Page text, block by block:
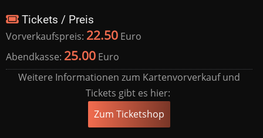
Tickets / Preis
Vorverkaufspreis: 22.50 Euro
Abendkasse: 25.00 Euro
Weitere Informationen zum Kartenvorverkauf und
Tickets gibt es hier:
Zum Ticketshop